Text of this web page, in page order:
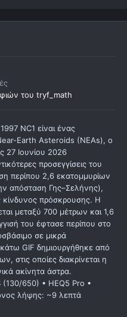
του tryf_math
NC1 είναι ένας
Earth Asteroids (NEAs), ο
27 Ιουνίου 2026
προσεγγίσεις του
περίπου 2,6 εκατομμυρίων
απόσταση Γης–Σελήνης),
κίνδυνος πρόσκρουσης. Η
μεταξύ 700 μέτρων και 1,6
του έφτασε περίπου στο
σε μικρά
GIF δημιουργήθηκε από
στις οποίες διακρίνεται η
ακίνητα άστρα.
(130/650) • HEQ5 Pro •
λήψης: ~9 λεπτά